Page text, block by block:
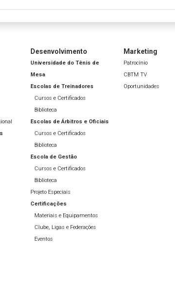
Desenvolvimento
Universidade do Tênis de
Mesa
Escolas de Treinadores
Cursos e Certificados
Biblioteca
Escolas de Árbitros e Oficiais
Cursos e Certificados
Biblioteca
Escola de Gestão
Cursos e Certificados
Biblioteca
Projeto Especiais
Certificações
Materiais e Equipamentos
Clube, Ligas e Federações
Eventos
Marketing
Patrocínio
CBTM TV
Oportunidades